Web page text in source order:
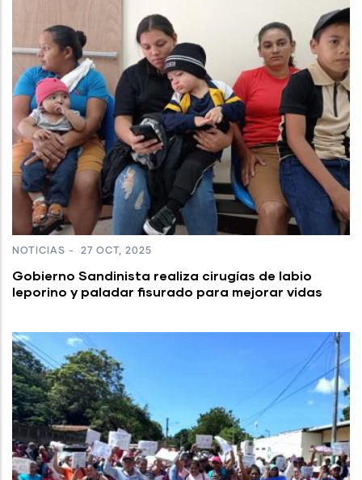
NOTICIAS - 27 OCT, 2025
Gobierno Sandinista realiza cirugías de labio
leporino y paladar fisurado para mejorar vidas